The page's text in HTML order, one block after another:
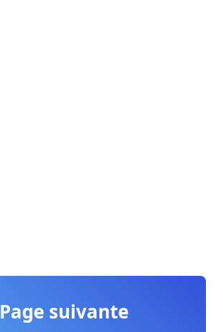
Page suivante